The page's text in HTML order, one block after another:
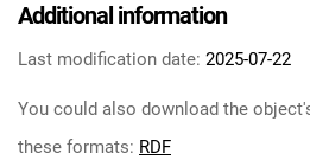
Additional information
Last modification date: 2025-07-22
You could also download the
these formats: RDF